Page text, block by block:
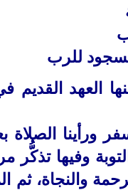
العهد
ورأينا
وفيها تذكُّر
والنجاة، ثم